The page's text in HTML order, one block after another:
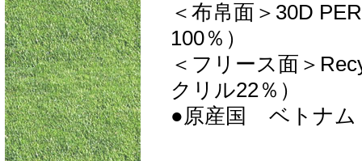
＜布帛面＞30D
100％）
＜フリース面＞
クリル22％）
●原産国 ベトナム